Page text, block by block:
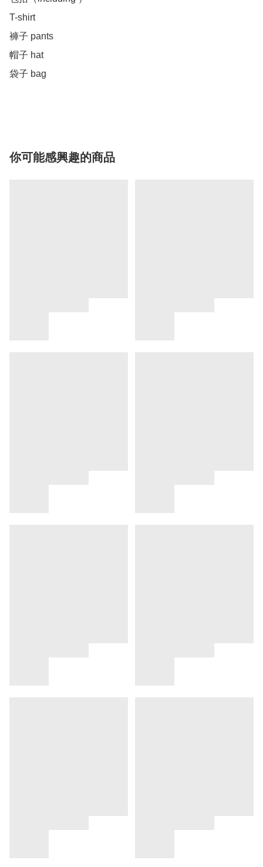
T-shirt
褲子 pants
帽子 hat
袋子 bag
你可能感興趣的商品